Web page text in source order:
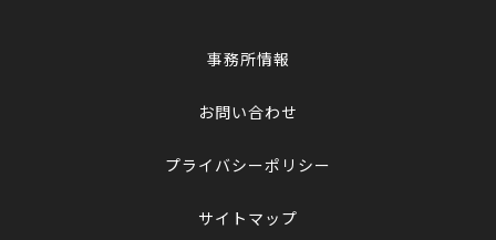
事務所情報
お問い合わせ
プライバシーポリシー
サイトマップ